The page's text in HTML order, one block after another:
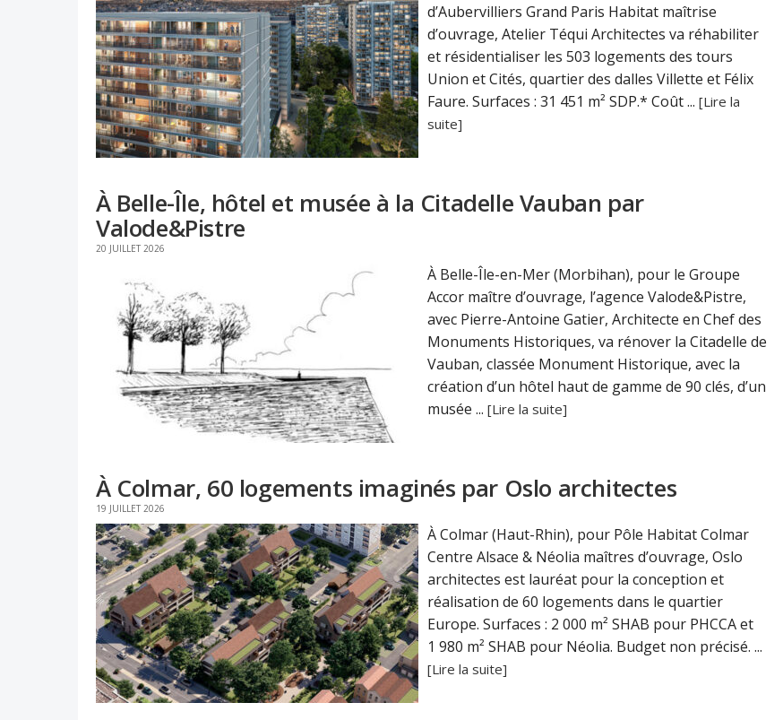
d’Aubervilliers Grand Paris Habitat maîtrise
d’ouvrage, Atelier Téqui Architectes va réhabiliter
et résidentialiser les 503 logements des tours
Union et Cités, quartier des dalles Villette et Félix
Faure. Surfaces : 31 451 m² SDP.* Coût ... [Lire la
suite]
À Belle-Île, hôtel et musée à la Citadelle Vauban par
Valode&Pistre
20 JUILLET 2026
À Belle-Île-en-Mer (Morbihan), pour le Groupe
Accor maître d’ouvrage, l’agence Valode&Pistre,
avec Pierre-Antoine Gatier, Architecte en Chef des
Monuments Historiques, va rénover la Citadelle de
Vauban, classée Monument Historique, avec la
création d’un hôtel haut de gamme de 90 clés, d’un
musée ... [Lire la suite]
À Colmar, 60 logements imaginés par Oslo architectes
19 JUILLET 2026
À Colmar (Haut-Rhin), pour Pôle Habitat Colmar
Centre Alsace & Néolia maîtres d’ouvrage, Oslo
architectes est lauréat pour la conception et
réalisation de 60 logements dans le quartier
Europe. Surfaces : 2 000 m² SHAB pour PHCCA et
1 980 m² SHAB pour Néolia. Budget non précisé. ...
[Lire la suite]